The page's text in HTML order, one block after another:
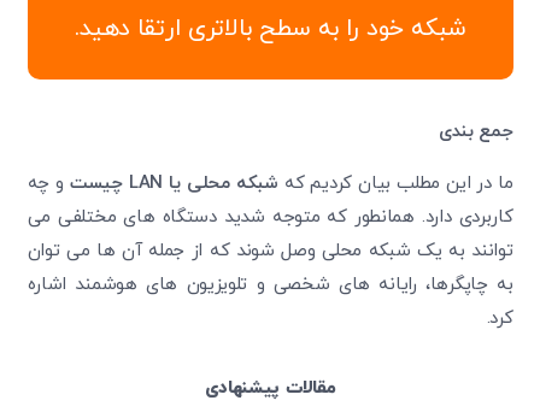
شبکه خود را به سطح بالاتری ارتقا دهید.
جمع بندی
ما در این مطلب بیان کردیم که شبکه محلی یا LAN چیست و چه
کاربردی دارد. همانطور که متوجه شدید دستگاه های مختلفی می
توانند به یک شبکه محلی وصل شوند که از جمله آن ها می توان
به چاپگرها، رایانه های شخصی و تلویزیون های هوشمند اشاره
کرد.
مقالات پیشنهادی